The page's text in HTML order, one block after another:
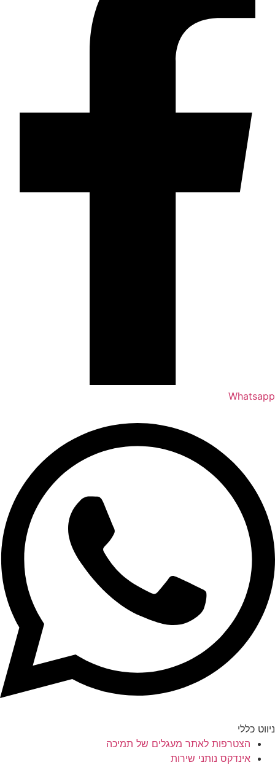
Whatsapp
ניווט כללי
הצטרפות לאתר מעגלים של תמיכה
אינדקס נותני שירות